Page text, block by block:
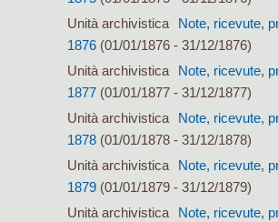
Unità archivistica
Note, ricevute,
1876 (01/01/1876 - 31/12/1876)
Unità archivistica
Note, ricevute,
1877 (01/01/1877 - 31/12/1877)
Unità archivistica
Note, ricevute,
1878 (01/01/1878 - 31/12/1878)
Unità archivistica
Note, ricevute,
1879 (01/01/1879 - 31/12/1879)
Unità archivistica
Note, ricevute,